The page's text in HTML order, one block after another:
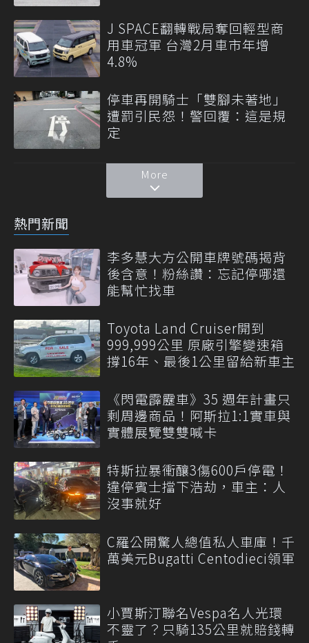
J SPACE翻轉戰局奪回輕型商
用車冠軍 台灣2月車市年增
4.8%
停車再開騎士「雙腳未著地」
遭罰引民怨！警回覆：這是規
定
More
熱門新聞
李多慧大方公開車牌號碼揭背
後含意！粉絲讚：忘記停哪還
能幫忙找車
Toyota Land Cruiser開到
999,999公里 原廠引擎變速箱
撐16年、最後1公里留給新車主
《閃電霹靂車》35 週年計畫只
剩周邊商品！阿斯拉1:1實車與
實體展覽雙雙喊卡
特斯拉暴衝釀3傷600戶停電！
違停賓士擋下浩劫，車主：人
沒事就好
C羅公開驚人總值私人車庫！千
萬美元Bugatti Centodieci領軍
小賈斯汀聯名Vespa名人光環
不靈了？只騎135公里就賠錢轉